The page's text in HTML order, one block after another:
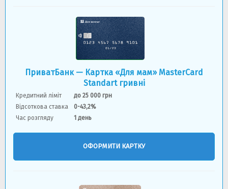
ПриватБанк — Картка «Для мам» MasterCard
Standart гривні
Кредитний ліміт
до 25 000 грн
Відсоткова ставка
0-43,2%
Час розгляду
1 день
ОФОРМИТИ КАРТКУ